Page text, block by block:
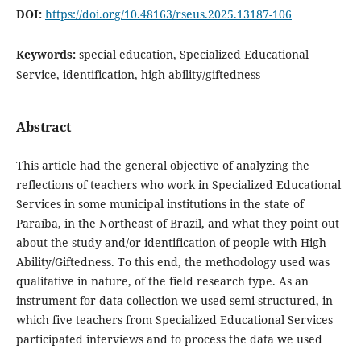
DOI: https://doi.org/10.48163/rseus.2025.13187-106
Keywords: special education, Specialized Educational
Service, identification, high ability/giftedness
Abstract
This article had the general objective of analyzing the
reflections of teachers who work in Specialized Educational
Services in some municipal institutions in the state of
Paraíba, in the Northeast of Brazil, and what they point out
about the study and/or identification of people with High
Ability/Giftedness. To this end, the methodology used was
qualitative in nature, of the field research type. As an
instrument for data collection we used semi-structured, in
which five teachers from Specialized Educational Services
participated interviews and to process the data we used